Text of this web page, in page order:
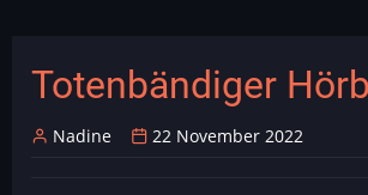
Totenbändiger
Nadine 22 November 2022